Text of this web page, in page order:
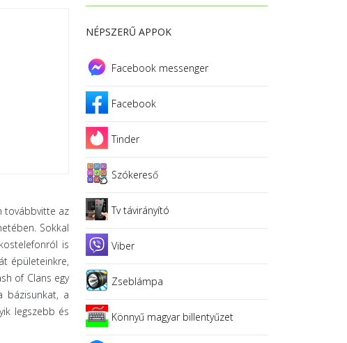
továbbvitte az
Sokkal
is
épületeinkre,
of Clans egy
bázisunkat, a
legszebb és
NÉPSZERŰ APPOK
Facebook messenger
Facebook
Tinder
Szókereső
Tv távirányító
Viber
Zseblámpa
Könnyű magyar billentyűzet